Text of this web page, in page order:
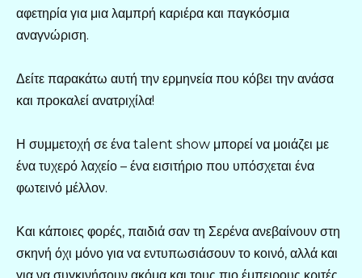
αφετηρία για μια λαμπρή καριέρα και παγκόσμια
αναγνώριση.
Δείτε παρακάτω αυτή την ερμηνεία που κόβει την ανάσα
και προκαλεί ανατριχίλα!
Η συμμετοχή σε ένα talent show μπορεί να μοιάζει με
ένα τυχερό λαχείο – ένα εισιτήριο που υπόσχεται ένα
φωτεινό μέλλον.
Και κάποιες φορές, παιδιά σαν τη Σερένα ανεβαίνουν στη
σκηνή όχι μόνο για να εντυπωσιάσουν το κοινό, αλλά και